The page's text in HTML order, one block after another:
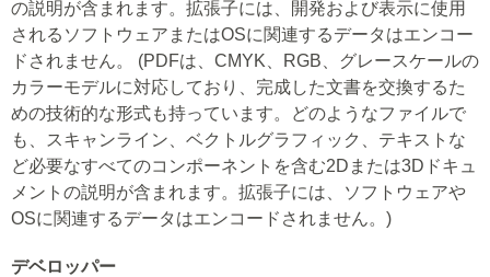
の説明が含まれます。拡張子には、開発および表示に使用
されるソフトウェアまたはOSに関連するデータはエンコー
ドされません。 (PDFは、CMYK、RGB、グレースケールの
カラーモデルに対応しており、完成した文書を交換するた
めの技術的な形式も持っています。どのようなファイルで
も、スキャンライン、ベクトルグラフィック、テキストな
ど必要なすべてのコンポーネントを含む2Dまたは3Dドキュ
メントの説明が含まれます。拡張子には、ソフトウェアや
OSに関連するデータはエンコードされません。)
デベロッパー